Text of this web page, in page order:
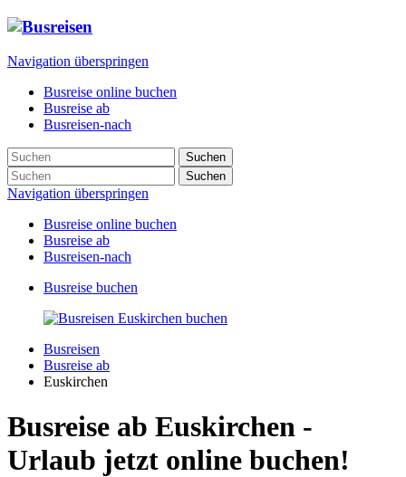
Navigation überspringen
Busreise online buchen
Busreise ab
Busreisen-nach
Suchen
Suchen
Navigation überspringen
Busreise online buchen
Busreise ab
Busreisen-nach
Busreise buchen
Busreisen
Busreise ab
Euskirchen
Busreise ab Euskirchen -
Urlaub jetzt online buchen!